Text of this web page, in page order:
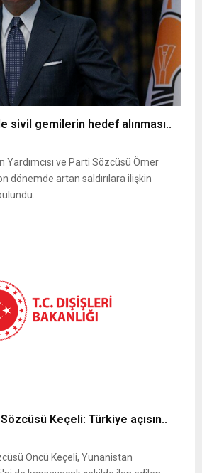
sivil gemilerin hedef alınması..
Yardımcısı ve Parti Sözcüsü Ömer
dönemde artan saldırılara ilişkin
Sözcüsü Keçeli: Türkiye açısın..
Öncü Keçeli, Yunanistan